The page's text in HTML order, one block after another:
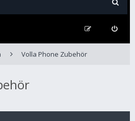
Volla Phone Zubehör